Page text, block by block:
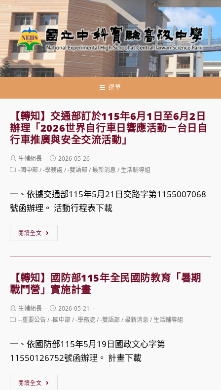
跳
轉
至
主
要
內
選單
【轉知】交通部訂於115年6月1日至6月2日
辦理「2026世界自行車日響應活動－台日自
行車推廣與安全交流活動」
Post
author:
生輔組長
Post
published:
2026-05-26
Post-國中部/-學務處 /-雙語部/最新消息 / 生活輔導組
一、依據交通部115年5月21日交路字第1155007068
號函辦理。 活動行程表下載
閱讀全文
交
通
部
於
年
6
【轉知】國防部115年全民國防教育「暑期
戰鬥營」實施計畫
Post
author:
生輔組長
Post
published:
2026-05-21
Post--重要公告/-國中部/-學務處 /-雙語部/最新消息 / 生活輔導組
一、依國防部115年5月19日國政文心字第
11550126752號函辦理。 計畫下載
閱讀全文